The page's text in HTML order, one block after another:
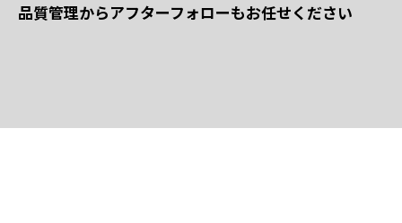
品質管理からアフターフォローもお任せください